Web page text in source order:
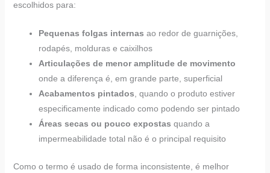
escolhidos para:
Pequenas folgas internas ao redor de guarnições,
rodapés, molduras e caixilhos
Articulações de menor amplitude de movimento
onde a diferença é, em grande parte, superficial
Acabamentos pintados, quando o produto estiver
especificamente indicado como podendo ser pintado
Áreas secas ou pouco expostas quando a
impermeabilidade total não é o principal requisito
Como o termo é usado de forma inconsistente, é melhor